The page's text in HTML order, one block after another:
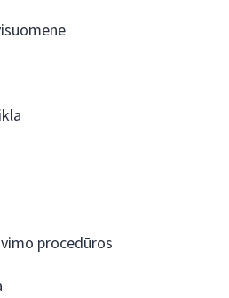
procedūros